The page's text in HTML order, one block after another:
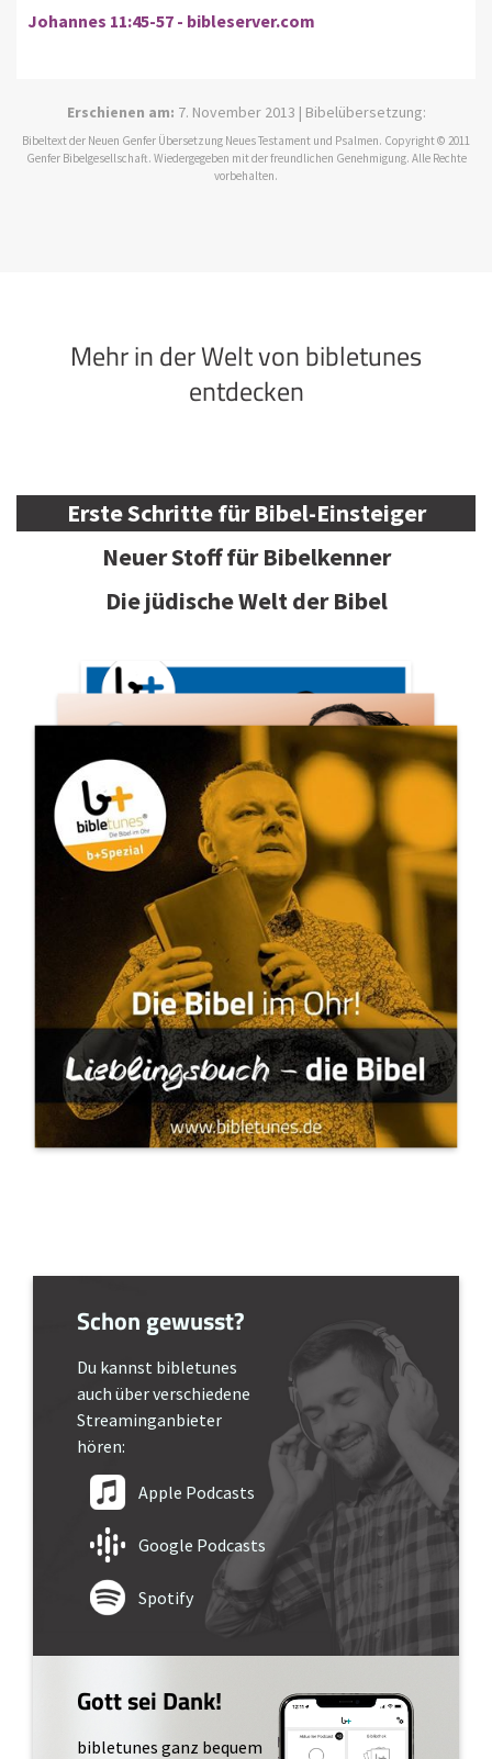
Johannes 11:45-57 - bibleserver.com
Erschienen am: 7. November 2013 | Bibelübersetzung:
Bibeltext der Neuen Genfer Übersetzung Neues Testament und Psalmen. Copyright © 2011
Genfer Bibelgesellschaft. Wiedergegeben mit der freundlichen Genehmigung. Alle Rechte
vorbehalten.
Mehr in der Welt von bibletunes
entdecken
Erste Schritte für Bibel-Einsteiger
Neuer Stoff für Bibelkenner
Die jüdische Welt der Bibel
Schon gewusst?
Du kannst bibletunes
auch über verschiedene
Streaminganbieter
hören:
Apple Podcasts
Google Podcasts
Spotify
Gott sei Dank!
bibletunes ganz bequem